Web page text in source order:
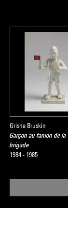
Grisha Bruskin
Garçon au fanion de la
brigade
1984 - 1985